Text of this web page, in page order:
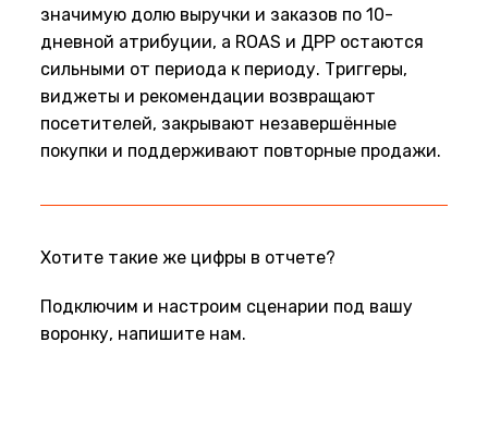
значимую долю выручки и заказов по 10-
дневной атрибуции, а ROAS и ДРР остаются
сильными от периода к периоду. Триггеры,
виджеты и рекомендации возвращают
посетителей, закрывают незавершённые
покупки и поддерживают повторные продажи.
Хотите такие же цифры в отчете?
Подключим и настроим сценарии под вашу
воронку, напишите нам.